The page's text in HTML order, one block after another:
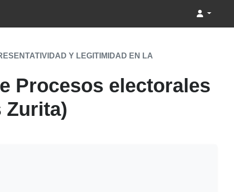
Y LEGITIMIDAD EN LA
Procesos electorales
Zurita)